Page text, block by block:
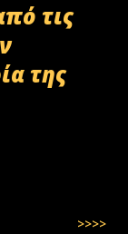
τις
της
>>>>